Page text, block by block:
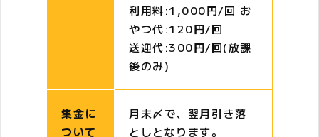
利用料:1,000円/回 お
やつ代:120円/回
送迎代:300円/回(放課
後のみ)
集金に
ついて
月末〆で、翌月引き落
としとなります。